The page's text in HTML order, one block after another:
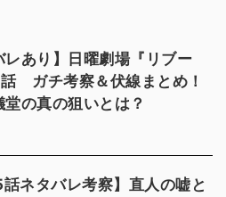
レあり】日曜劇場『リブー
話 ガチ考察＆伏線まとめ！
の真の狙いとは？
話ネタバレ考察】直人の嘘と